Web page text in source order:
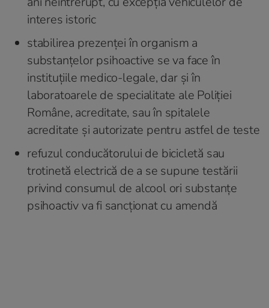
interes istoric
stabilirea prezenței în organism a
substanțelor psihoactive se va face în
instituțiile medico-legale, dar și în
laboratoarele de specialitate ale Poliției
Române, acreditate, sau în spitalele
acreditate și autorizate pentru astfel de teste
refuzul conducătorului de bicicletă sau
trotinetă electrică de a se supune testării
privind consumul de alcool ori substanțe
psihoactiv va fi sancționat cu amendă